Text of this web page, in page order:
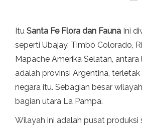
Itu Santa Fe Flora dan Fauna Ini
seperti Ubajay, Timbó Colorado,
Mapache Amerika Selatan, antara
adalah provinsi Argentina,
negara itu. Sebagian besar
bagian utara La Pampa.
Wilayah ini adalah pusat produksi